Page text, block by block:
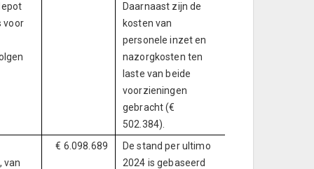
voor
Daarnaast zijn de
kosten van
personele inzet en
nazorgkosten ten
laste van beide
voorzieningen
gebracht (€
502.384).
van
€ 6.098.689
De stand per ultimo
2024 is gebaseerd